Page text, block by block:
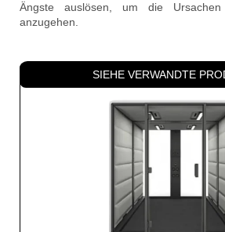
Ängste auslösen, um die
anzugehen.
SIEHE VERWANDTE